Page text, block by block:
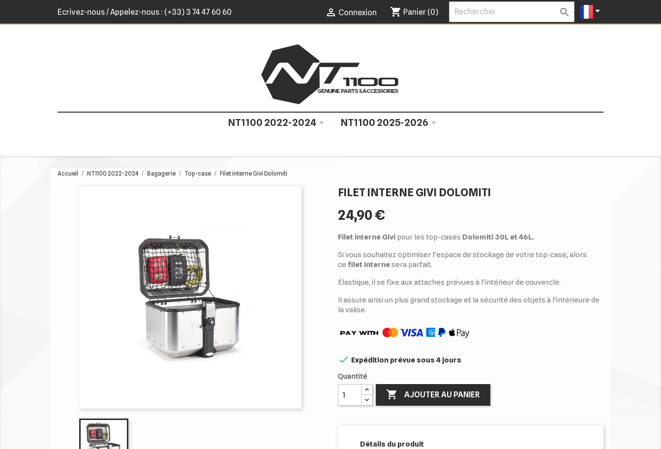
Ecrivez-nous/ Appelez-nous : (+33) 3 74 47 60 60  Connexion shopping_cart Panier (0)  
NT1100 2022-2024 NT1100 2025-2026
Accueil NT1100 2022-2024 Bagagerie Top-case Filet interne Givi Dolomiti
FILET INTERNE GIVI DOLOMITI
24,90 €
Filet interne Givi pour les top-cases Dolomiti 30L et 46L.
Si vous souhaitez optimiser l'espace de stockage de votre top-case, alors
ce filet internesera parfait.
Élastique, il se fixe aux attaches prévues à l'intérieur de couvercle.
Il assure ainsi un plus grand stockage et la sécurité des objets à l'intérieure de
la valise.
 Expédition prévue sous 4 jours
Quantité
 AJOUTER AU PANIER
Détails du produit